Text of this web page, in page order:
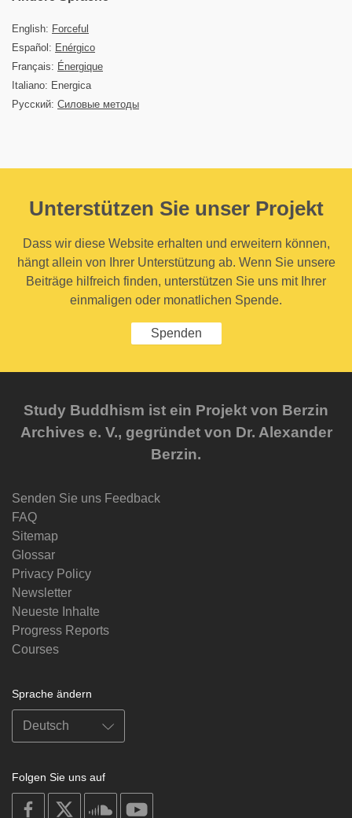
English: Forceful
Español: Enérgico
Français: Énergique
Italiano: Energica
Русский: Силовые методы
Unterstützen Sie unser Projekt
Dass wir diese Website erhalten und erweitern können,
hängt allein von Ihrer Unterstützung ab. Wenn Sie unsere
Beiträge hilfreich finden, unterstützen Sie uns mit Ihrer
einmaligen oder monatlichen Spende.
Spenden
Study Buddhism ist ein Projekt von Berzin
Archives e. V., gegründet von Dr. Alexander
Berzin.
Senden Sie uns Feedback
FAQ
Sitemap
Glossar
Privacy Policy
Newsletter
Neueste Inhalte
Progress Reports
Courses
Sprache ändern
Folgen Sie uns auf
on
facebook
soundcloud